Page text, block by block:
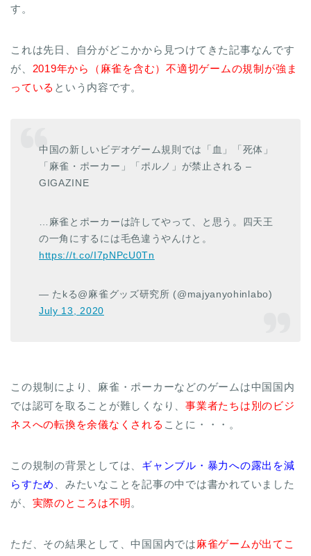
す。
これは先日、自分がどこかから見つけてきた記事なんです
が、 2019年から（麻雀を含む）不適切ゲームの規制が強ま
っている という内容です。
中国の新しいビデオゲーム規則では「血」「死体」
「麻雀・ポーカー」「ポルノ」が禁止される –
GIGAZINE
…麻雀とポーカーは許してやって、と思う。四天王
の一角にするには毛色違うやんけと。
https://t.co/I7pNPcU0Tn
— たkる@麻雀グッズ研究所 (@majyanyohinlabo)
July 13, 2020
この規制により、麻雀・ポーカーなどのゲームは中国国内
では認可を取ることが難しくなり、事業者たちは別のビジ
ネスへの転換を余儀なくされる ことに・・・。
この規制の背景としては、 ギャンブル・暴力への露出を減
らすため
、みたいなことを記事の中では書かれていました
が、 実際のところは不明。
ただ、その結果として、中国国内では麻雀ゲームが出てこ